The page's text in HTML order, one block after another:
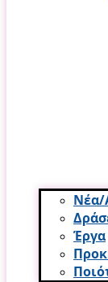
Νέα/
Έργα